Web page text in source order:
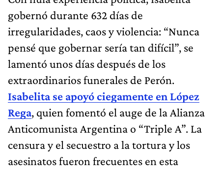
gobernó durante 632 días de
irregularidades, caos y violencia: “Nunca
pensé que gobernar sería tan difícil”, se
lamentó unos días después de los
extraordinarios funerales de Perón.
Isabelita se apoyó ciegamente en López
Rega, quien fomentó el auge de la Alianza
Anticomunista Argentina o “Triple A”. La
censura y el secuestro a la tortura y los
asesinatos fueron frecuentes en esta